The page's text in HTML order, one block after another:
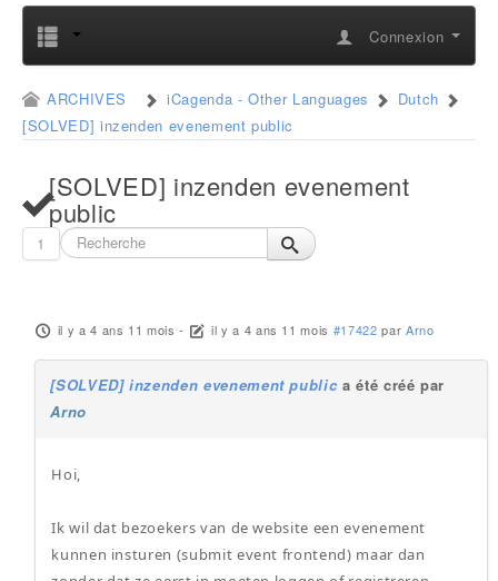
Connexion
ARCHIVES iCagenda - Other Languages
Dutch
[SOLVED] inzenden evenement public
[SOLVED] inzenden evenement
public
1
il y a 4 ans 11 mois - il y a 4 ans 11 mois #17422 par Arno
[SOLVED] inzenden evenement public a été créé par
Arno
Hoi,
Ik wil dat bezoekers van de website een evenement
kunnen insturen (submit event frontend) maar dan